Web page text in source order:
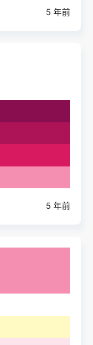
5 年前
5 年前